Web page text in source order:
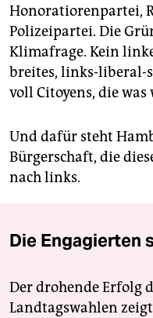
Honoratiorenpartei,
Polizeipartei. Die
Klimafrage. Kein
breites, links-liberal-
voll Citoyens, die was
Und dafür steht
Bürgerschaft, die
nach links.
Die Engagierten
Der drohende Erfolg
Landtagswahlen